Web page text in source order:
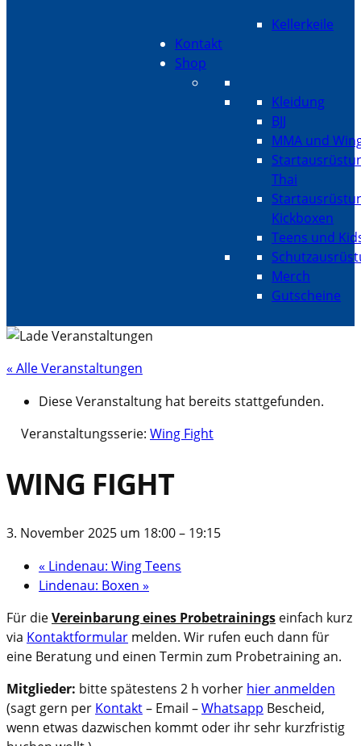
Kellerkeile
Kontakt
Shop
Kleidung
BJJ
MMA und
Thai
Kickboxen
Teens und
Merch
Gutscheine
« Alle Veranstaltungen
Diese Veranstaltung hat bereits stattgefunden.
Veranstaltungsserie: Wing Fight
WING FIGHT
3. November 2025 um 18:00– 19:15
« Lindenau: Wing Teens
Lindenau: Boxen »
Für dieVereinbarung eines Probetrainings einfach kurz
via Kontaktformular melden. Wir rufen euch dann für
eine Beratung und einen Termin zum Probetraining an.
Mitglieder: bitte spätestens 2 h vorher hier anmelden
(sagt gern per Kontakt– Email –Whatsapp Bescheid,
wenn etwas dazwischen kommt oder ihr sehr kurzfristig